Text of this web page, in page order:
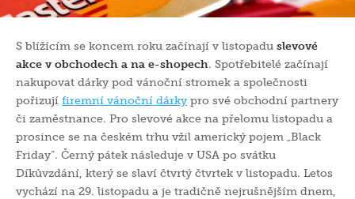
S blížícím se koncem roku začínají v listopadu slevové
akce v obchodech a na e-shopech. Spotřebitelé začínají
nakupovat dárky pod vánoční stromek a společnosti
pořizují firemní vánoční dárkypro své obchodní partnery
či zaměstnance. Pro slevové akce na přelomu listopadu a
prosince se na českém trhu vžil americký pojem „Black
Friday“. Černý pátek následuje v USA po svátku
Díkůvzdání, který se slaví čtvrtý čtvrtek v listopadu. Letos
vychází na 29. listopadu a je tradičně nejrušnějším dnem,